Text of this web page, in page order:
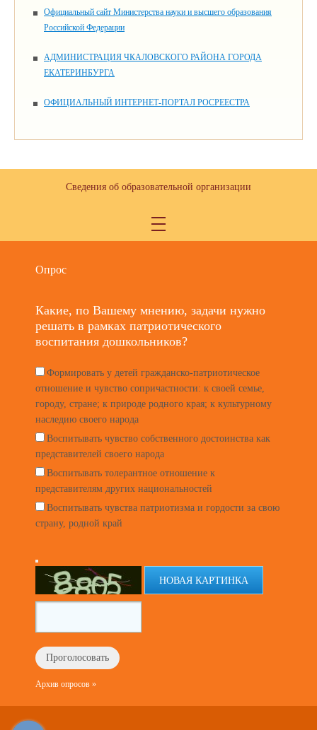
Официальный сайт Министерства науки и высшего образования
Российской Федерации
АДМИНИСТРАЦИЯ ЧКАЛОВСКОГО РАЙОНА ГОРОДА
ЕКАТЕРИНБУРГА
ОФИЦИАЛЬНЫЙ ИНТЕРНЕТ-ПОРТАЛ РОСРЕЕСТРА
Сведения об образовательной организации
Опрос
Какие, по Вашему мнению, задачи нужно
решать в рамках патриотического
воспитания дошкольников?
Формировать у детей гражданско-патриотическое
отношение и чувство сопричастности: к своей семье,
городу, стране; к природе родного края; к культурному
наследию своего народа
Воспитывать чувство собственного достоинства как
представителей своего народа
Воспитывать толерантное отношение к
представителям других национальностей
Воспитывать чувства патриотизма и гордости за свою
страну, родной край
НОВАЯ КАРТИНКА
Архив опросов »